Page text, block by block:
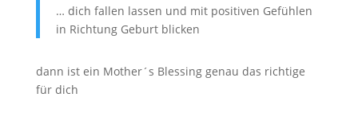
… dich fallen lassen und mit positiven Gefühlen
in Richtung Geburt blicken
dann ist ein Mother´s Blessing genau das richtige
für dich